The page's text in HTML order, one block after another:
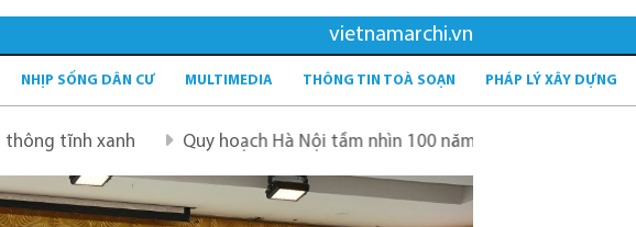
vietnamarchi.vn
NHỊP SỐNG DÂN CƯ MULTIMEDIA THÔNG TIN TOÀ SOẠN PHÁP LÝ XÂY DỰNG
Quy hoạch Hà Nội tầm nhìn 100 năm Quy hoạch mới sau sáp nhập